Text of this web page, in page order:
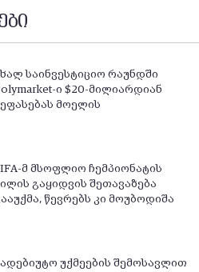
საინვესტიციო რაუნდში
ი $20-მილიარდიან
მოელის
მ მსოფლიო ჩემპიონატის
გაყიდვის შეთავაზება
წევრებს კი მოუბოდიშა
უქმეების შემოსავლით